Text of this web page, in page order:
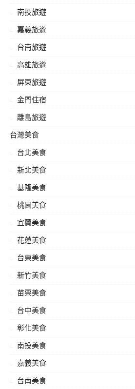
南投旅遊
嘉義旅遊
台南旅遊
高雄旅遊
屏東旅遊
金門住宿
離島旅遊
台灣美食
台北美食
新北美食
基隆美食
桃園美食
宜蘭美食
花蓮美食
台東美食
新竹美食
苗栗美食
台中美食
彰化美食
南投美食
嘉義美食
台南美食